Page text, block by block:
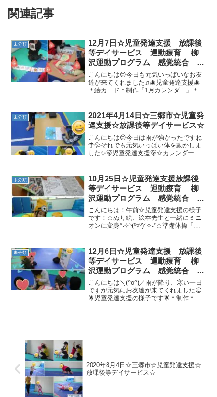
関連記事
未分類
12月7日☆児童発達支援 放課後
等デイサービス 運動療育 柳
沢運動プログラム 感覚統合 自
閉症スペクトラム ＡＤＨＤ Ｌ
Ｄ 発達障害 三郷市 吉川
市 八潮市
こんにちは😊今日も元気いっぱいなお友
達が来てくれました♫🎄児童発達支援🎄
＊絵カード＊制作「1月カレンダー」＊準
倒立＊リトミック♪音楽に合わせてとても
楽しそうです(^^♪...
未分類
2021年4月14日☆三郷市☆児童発
達支援☆放課後等デイサービス☆
こんにちは😊今日は雨が強かったですね
☂💦それでも元気いっぱい体を動かしま
した✨🐻児童発達支援🐻☆カレンダー作
ールみんなジャンプが大好きです♡☆ボ
ール遊び投げたり、転が...
未分類
10月25日☆児童発達支援放課後
等デイサービス 運動療育 柳
沢運動プログラム 感覚統合 自
閉症 発達障害 埼玉県 三郷
市 吉川市 八潮市 気になる
子
こんにちは！午前☆児童発達支援の様子
です！☆ぬり絵、絵本先生と一緒にミニ
オンに変身°˖✧◝(⁰▿⁰)◜✧˖°☆準備体操「ラ
トトンネル・マット引き先生と協力して
力いっぱい...
未分類
12月6日☆児童発達支援 放課後
等デイサービス 運動療育 柳
沢運動プログラム 感覚統合 自
閉症スペクトラム ＡＤＨＤ Ｌ
Ｄ 発達障害 三郷市 吉川
市 八潮市
こんにちは＼(^o^)／雨が降り、寒い一日
ですが元気にお友達が来てくれました😊
🌟児童発達支援の様子です🌟＊制作＊準
2020年8月4日☆三郷市☆児童発達支援☆
放課後等デイサービス☆